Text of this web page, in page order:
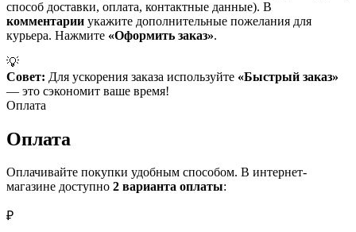
способ доставки, оплата, контактные данные). В
комментарии укажите дополнительные пожелания для
курьера. Нажмите «Оформить заказ».
💡
Совет: Для ускорения заказа используйте «Быстрый заказ»
— это сэкономит ваше время!
Оплата
Оплата
Оплачивайте покупки удобным способом. В интернет-
магазине доступно 2 варианта оплаты:
₽